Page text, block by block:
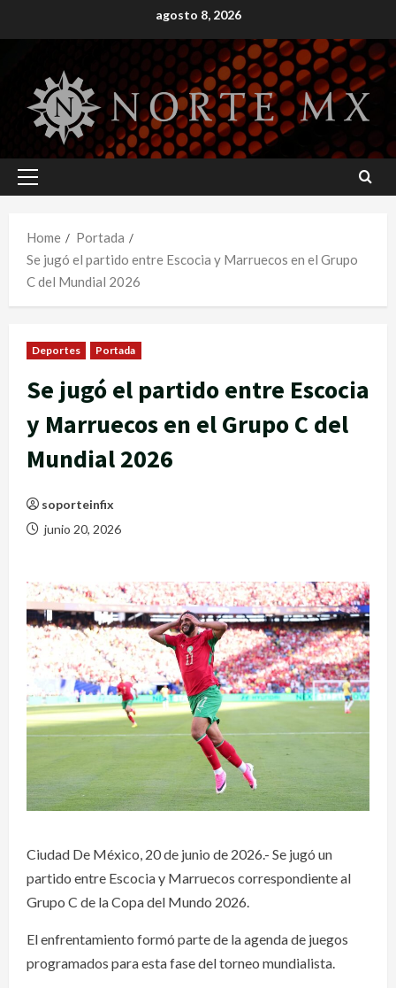
to
agosto 8, 2026
Primary
Home
Portada
Se jugó el partido entre Escocia y Marruecos en el Grupo
C del Mundial 2026
Deportes Portada
Se jugó el partido entre Escocia
y Marruecos en el Grupo C del
Mundial 2026
soporteinfix
junio 20, 2026
Ciudad De México, 20 de junio de 2026.- Se jugó un
partido entre Escocia y Marruecos correspondiente al
Grupo C de la Copa del Mundo 2026.
El enfrentamiento formó parte de la agenda de juegos
programados para esta fase del torneo mundialista.